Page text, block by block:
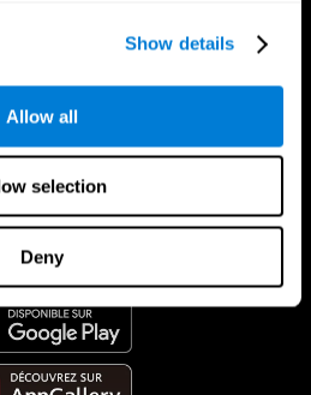
Show details
Allow all
selection
Deny